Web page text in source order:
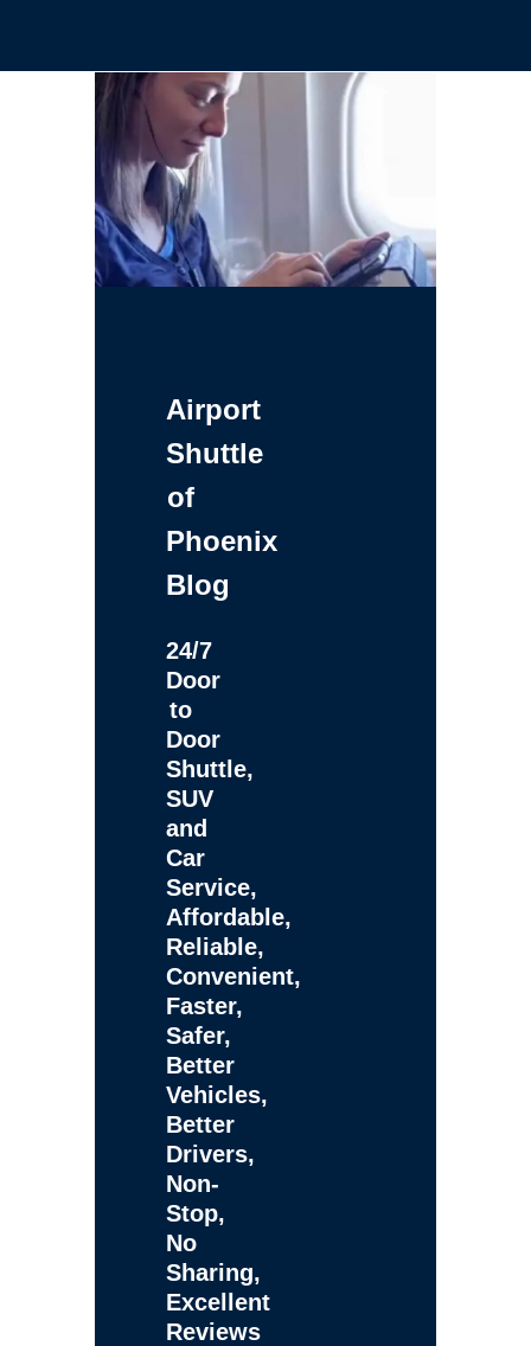
Airport
Shuttle
of
Phoenix
Blog
24/7
Door
to
Door
Shuttle,
SUV
and
Car
Service,
Affordable,
Reliable,
Convenient,
Faster,
Safer,
Better
Vehicles,
Better
Drivers,
Non-
Stop,
No
Sharing,
Excellent
Reviews